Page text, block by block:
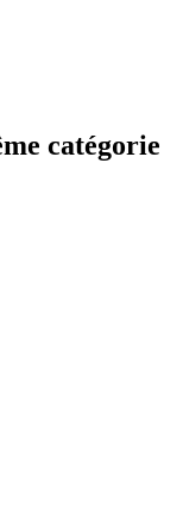
catégorie